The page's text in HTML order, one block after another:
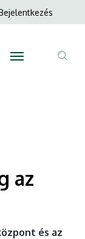
menüje
az
és az